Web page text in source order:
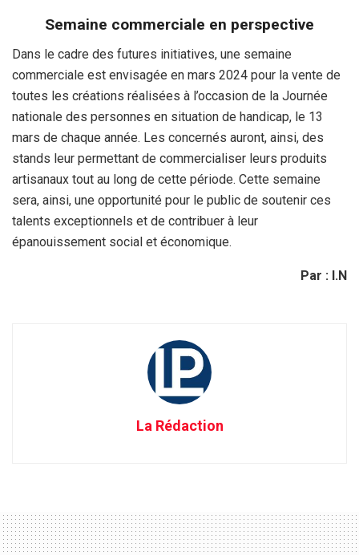
Semaine commerciale en perspective
Dans le cadre des futures initiatives, une semaine
commerciale est envisagée en mars 2024 pour la vente de
toutes les créations réalisées à l’occasion de la Journée
nationale des personnes en situation de handicap, le 13
mars de chaque année. Les concernés auront, ainsi, des
stands leur permettant de commercialiser leurs produits
artisanaux tout au long de cette période. Cette semaine
sera, ainsi, une opportunité pour le public de soutenir ces
talents exceptionnels et de contribuer à leur
épanouissement social et économique.
Par : I.N
La Rédaction